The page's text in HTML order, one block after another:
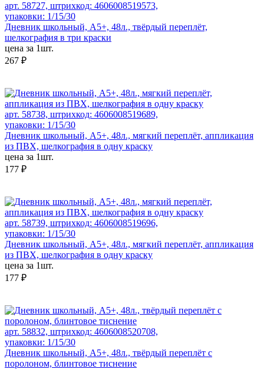
арт. 58727, штрихкод: 4606008519573,
упаковки: 1/15/30
Дневник школьный, А5+, 48л., твёрдый переплёт,
шелкография в три краски
цена за 1шт.
267 ₽
арт. 58738, штрихкод: 4606008519689,
упаковки: 1/15/30
Дневник школьный, А5+, 48л., мягкий переплёт, аппликация
из ПВХ, шелкография в одну краску
цена за 1шт.
177 ₽
арт. 58739, штрихкод: 4606008519696,
упаковки: 1/15/30
Дневник школьный, А5+, 48л., мягкий переплёт, аппликация
из ПВХ, шелкография в одну краску
цена за 1шт.
177 ₽
арт. 58832, штрихкод: 4606008520708,
упаковки: 1/15/30
Дневник школьный, А5+, 48л., твёрдый переплёт с
поролоном, блинтовое тиснение